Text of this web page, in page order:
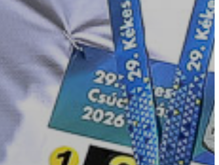
KÖRNYEZETVÉDELEM
TELEPÜLÉSRENDEZÉS
STRATÉGIÁK
KONCEPCIÓK
BEJELENTŐ